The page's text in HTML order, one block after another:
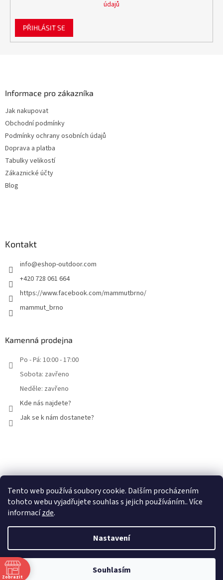
Tento web používá soubory cookie. Dalším procházením
tohoto webu vyjadřujete souhlas s jejich používáním.. Více
informacízde.
Nastavení
Souhlasím
údajů
PŘIHLÁSIT SE
Informace pro zákazníka
Jak nakupovat
Obchodní podmínky
Podmínky ochrany osobních údajů
Doprava a platba
Tabulky velikostí
Zákaznické účty
Blog
Kontakt
info@eshop-outdoor.com
+420 728 061 664
https://www.facebook.com/mammutbrno/
mammut_brno
Kamenná prodejna
Po - Pá: 10:00 - 17:00
Sobota: zavřeno
Neděle: zavřeno
Kde nás najdete?
Jak se k nám dostanete?
Facebook
Vytvořil Shoptet
Copyright 2026 Mammut Brno. Všechna práva vyhrazena.
Zobrazit